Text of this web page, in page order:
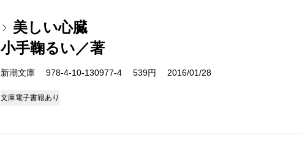
美しい心臓
小手鞠るい／著
新潮文庫 978-4-10-130977-4 539円 2016/01/28
文庫電子書籍あり